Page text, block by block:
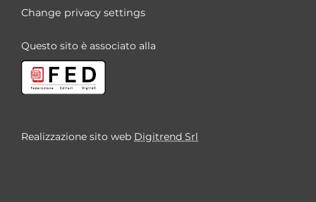
Change privacy settings
Questo sito è associato alla
Realizzazione sito web Digitrend Srl